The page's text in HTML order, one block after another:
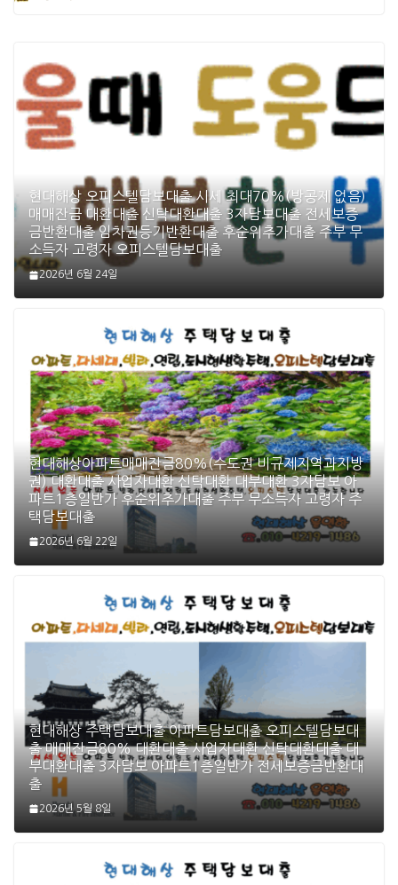
현대해상 오피스텔담보대출 시세 최대70%(방공제 없음)
매매잔금 대환대출 신탁대환대출 3자담보대출 전세보증
금반환대출 임차권등기반환대출 후순위추가대출 주부 무
소득자 고령자 오피스텔담보대출
2026년 6월 24일
현대해상아파트매매잔금80%(수도권 비규제지역과지방
권) 대환대출 사업자대환 신탁대환 대부대환 3자담보 아
파트1층일반가 후순위추가대출 주부 무소득자 고령자 주
택담보대출
2026년 6월 22일
현대해상 주택담보대출 아파트담보대출 오피스텔담보대
출 매매잔금80% 대환대출 사업자대환 신탁대환대출 대
부대환대출 3자담보 아파트1층일반가 전세보증금반환대
출
2026년 5월 8일